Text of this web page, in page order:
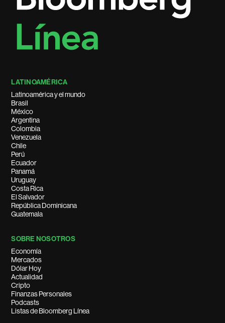
LATINOAMÉRICA
Latinoamérica y el mundo
Brasil
México
Argentina
Colombia
Venezuela
Chile
Perú
Ecuador
Panamá
Uruguay
Costa Rica
El Salvador
República Dominicana
Guatemala
SOBRE NOSOTROS
Economía
Mercados
Dólar Hoy
Actualidad
Cripto
Finanzas Personales
Podcasts
Listas de Bloomberg Línea